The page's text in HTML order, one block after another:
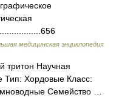
медицинская энциклопедия
тритон Научная
Тип: Хордовые Класс:
Семейство …